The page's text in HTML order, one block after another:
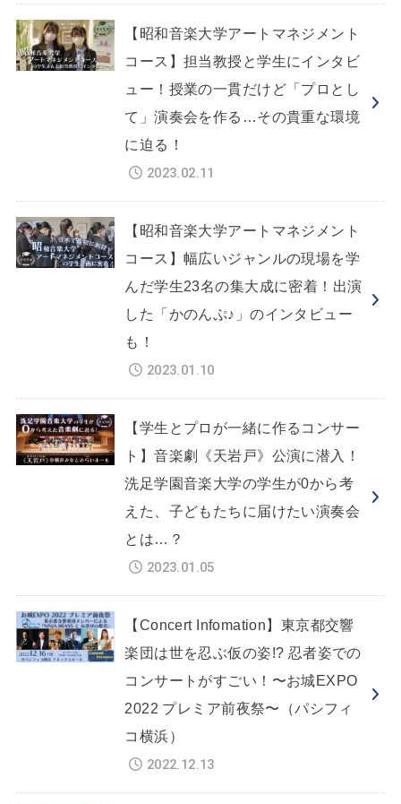
【昭和音楽大学アートマネジメント
コース】担当教授と学生にインタビ
ュー！授業の一貫だけど「プロとし
て」演奏会を作る…その貴重な環境
に迫る！
2023.02.11
【昭和音楽大学アートマネジメント
コース】幅広いジャンルの現場を学
んだ学生23名の集大成に密着！出演
した「かのんぷ♪」のインタビュー
も！
2023.01.10
【学生とプロが一緒に作るコンサー
ト】音楽劇《天岩戸》公演に潜入！
洗足学園音楽大学の学生が0から考
えた、子どもたちに届けたい演奏会
とは…？
2023.01.05
【Concert Infomation】東京都交響
楽団は世を忍ぶ仮の姿!? 忍者姿での
コンサートがすごい！〜お城EXPO
2022 プレミア前夜祭〜（パシフィ
コ横浜）
2022.12.13